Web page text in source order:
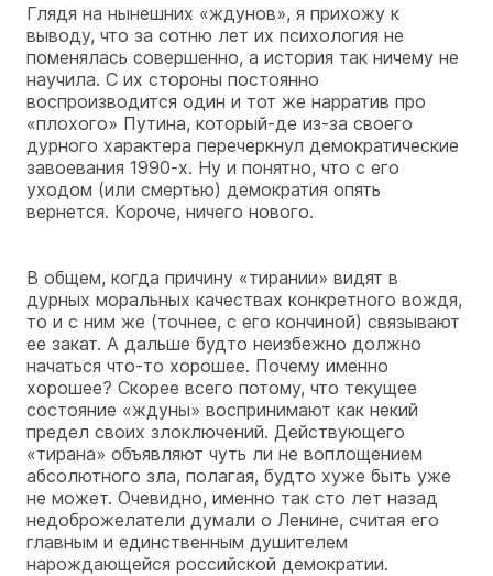
Глядя на нынешних «ждунов», я прихожу к
выводу, что за сотню лет их психология не
поменялась совершенно, а история так ничему не
научила. С их стороны постоянно
воспроизводится один и тот же нарратив про
«плохого» Путина, который-де из-за своего
дурного характера перечеркнул демократические
завоевания 1990-х. Ну и понятно, что с его
уходом (или смертью) демократия опять
вернется. Короче, ничего нового.
В общем, когда причину «тирании» видят в
дурных моральных качествах конкретного вождя,
то и с ним же (точнее, с его кончиной) связывают
ее закат. А дальше будто неизбежно должно
начаться что-то хорошее. Почему именно
хорошее? Скорее всего потому, что текущее
состояние «ждуны» воспринимают как некий
предел своих злоключений. Действующего
«тирана» объявляют чуть ли не воплощением
абсолютного зла, полагая, будто хуже быть уже
не может. Очевидно, именно так сто лет назад
недоброжелатели думали о Ленине, считая его
главным и единственным душителем
нарождающейся российской демократии.